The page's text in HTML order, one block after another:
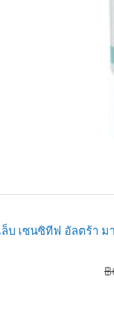
บ เซนซิทีฟ อัลตร้า ม
฿